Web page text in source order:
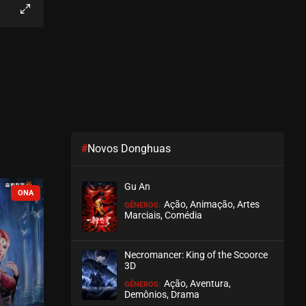
EPISÓDIO 17
ASSISTIDO
EPISÓDIO 15
COMPLETO COMPLETO
#Novos Donghuas
Gu An
GÊNEROS: Ação, Animação, Artes
Marciais, Comédia
Necromancer: King of the Scoorce
3D
GÊNEROS: Ação, Aventura,
Demônios, Drama